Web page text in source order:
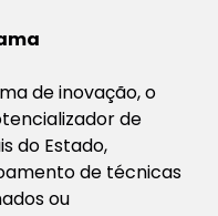
de inovação, o
de
do Estado,
de técnicas
ou